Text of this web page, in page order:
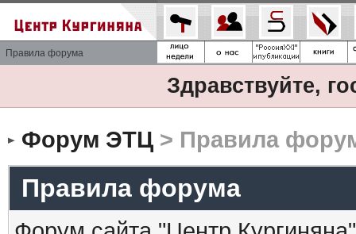
Правила форума
Здравствуйте,
Форум ЭТЦ> Правила
Правила форума